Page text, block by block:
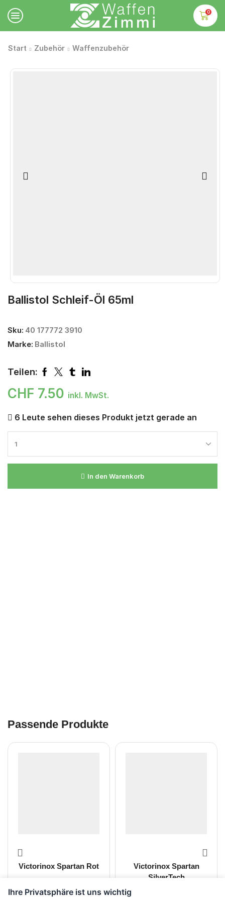
0
Start Zubehör Waffenzubehör
Ballistol Schleif-Öl 65ml
Sku: 40 177772 3910
Marke: Ballistol
Teilen:
CHF 7.50 inkl. MwSt.
6 Leute sehen dieses Produkt jetzt gerade an
In den Warenkorb
Passende Produkte
Victorinox Spartan Rot
Victorinox Spartan
SilverTech
Ihre Privatsphäre ist uns wichtig